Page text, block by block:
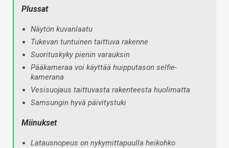
Plussat
Näytön kuvanlaatu
Tukevan tuntuinen taittuva rakenne
Suorituskyky pienin varauksin
Pääkameraa voi käyttää huipputason selfie-
kamerana
Vesisuojaus taittuvasta rakenteesta huolimatta
Samsungin hyvä päivitystuki
Miinukset
Latausnopeus on nykymittapuulla heikohko